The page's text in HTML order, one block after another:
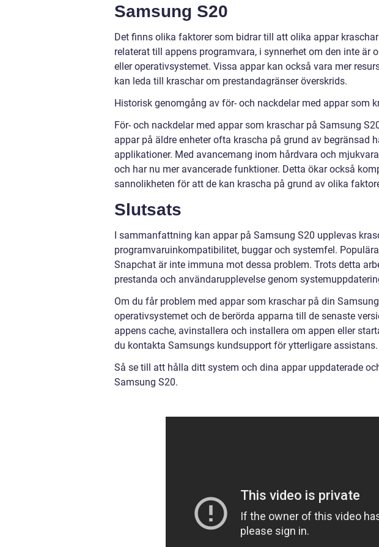
Samsung S20
Det finns olika faktorer som bidrar till att olika appar
relaterat till appens programvara, i synnerhet om den inte är
eller operativsystemet. Vissa appar kan också vara mer
kan leda till kraschar om prestandagränser överskrids.
Historisk genomgång av för- och nackdelar med appar som
För- och nackdelar med appar som kraschar på Samsung
appar på äldre enheter ofta krascha på grund av begränsad
applikationer. Med avancemang inom hårdvara och
och har nu mer avancerade funktioner. Detta ökar också
sannolikheten för att de kan krascha på grund av olika
Slutsats
I sammanfattning kan appar på Samsung S20 upplevas
programvaruinkompatibilitet, buggar och systemfel.
Snapchat är inte immuna mot dessa problem. Trots detta
prestanda och användarupplevelse genom
Om du får problem med appar som kraschar på din
operativsystemet och de berörda apparna till de senaste
appens cache, avinstallera och installera om appen eller
du kontakta Samsungs kundsupport för ytterligare assistans.
Så se till att hålla ditt system och dina appar uppdaterade
Samsung S20.